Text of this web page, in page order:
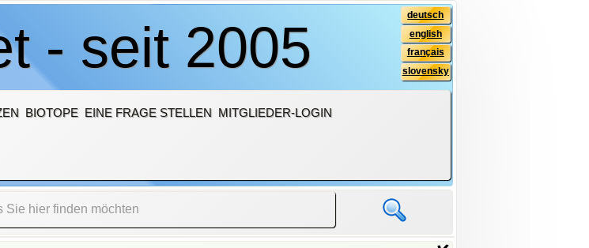
- seit 2005
deutsch
english
français
slovensky
BIOTOPE EINE FRAGE STELLEN MITGLIEDER-LOGIN